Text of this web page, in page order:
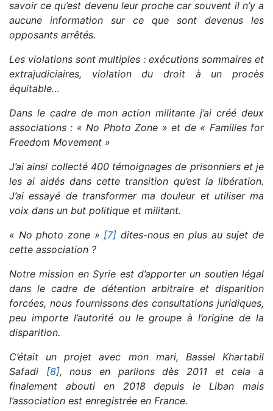
savoir ce qu’est devenu leur proche car souvent il n’y a
aucune information sur ce que sont devenus les
opposants arrêtés.
Les violations sont multiples : exécutions sommaires et
extrajudiciaires, violation du droit à un procès
équitable…
Dans le cadre de mon action militante j’ai créé deux
associations : « No Photo Zone » et de « Families for
Freedom Movement »
J’ai ainsi collecté 400 témoignages de prisonniers et je
les ai aidés dans cette transition qu’est la libération.
J’ai essayé de transformer ma douleur et utiliser ma
voix dans un but politique et militant.
« No photo zone » [7] dites-nous en plus au sujet de
cette association ?
Notre mission en Syrie est d’apporter un soutien légal
dans le cadre de détention arbitraire et disparition
forcées, nous fournissons des consultations juridiques,
peu importe l’autorité ou le groupe à l’origine de la
disparition.
C’était un projet avec mon mari, Bassel Khartabil
Safadi [8], nous en parlions dès 2011 et cela a
finalement abouti en 2018 depuis le Liban mais
l’association est enregistrée en France.